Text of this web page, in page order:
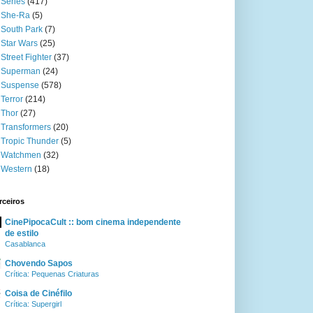
She-Ra (5)
South Park (7)
Star Wars (25)
Street Fighter (37)
Superman (24)
Suspense (578)
Terror (214)
Thor (27)
Transformers (20)
Tropic Thunder (5)
Watchmen (32)
Western (18)
CinePipocaCult :: bom cinema independente
de estilo
Casablanca
Chovendo Sapos
Crítica: Pequenas Criaturas
Coisa de Cinéfilo
Crítica: Supergirl